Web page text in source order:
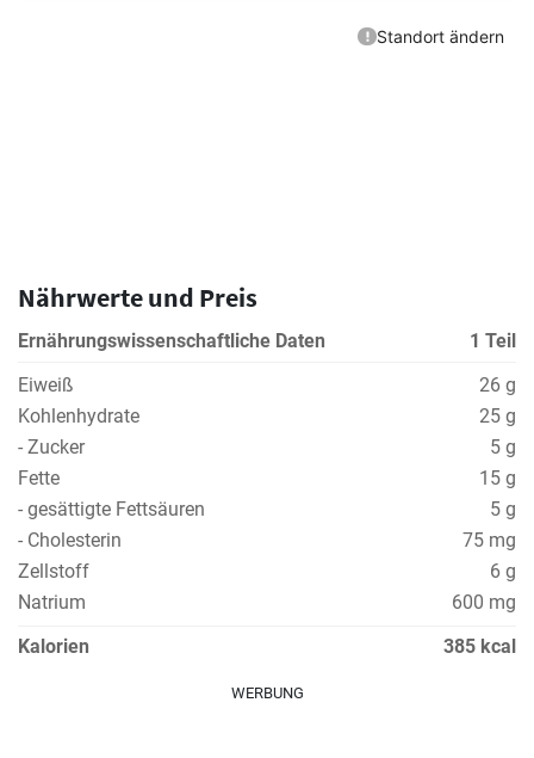
Nährwerte und Preis
Ernährungswissenschaftliche Daten
1 Teil
Eiweiß
26 g
Kohlenhydrate
25 g
- Zucker
5 g
Fette
15 g
- gesättigte Fettsäuren
5 g
- Cholesterin
75 mg
Zellstoff
6 g
Natrium
600 mg
Kalorien
385 kcal
WERBUNG